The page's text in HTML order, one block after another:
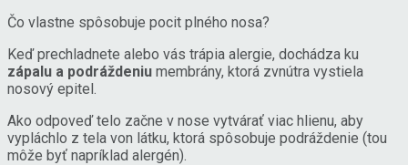
Čo vlastne spôsobuje pocit plného nosa?
Keď prechladnete alebo vás trápia alergie, dochádza ku
zápalu a podráždeniu membrány, ktorá zvnútra vystiela
nosový epitel.
Ako odpoveď telo začne v nose vytvárať viac hlienu, aby
vypláchlo z tela von látku, ktorá spôsobuje podráždenie (tou
môže byť napríklad alergén).